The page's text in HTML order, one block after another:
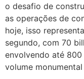
o desafio de
as operações de
hoje, isso
segundo, com 70
envolvendo até 800
volume